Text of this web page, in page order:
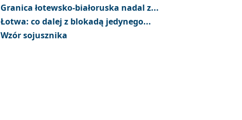
Granica łotewsko-białoruska nadal z...
Łotwa: co dalej z blokadą jedynego...
Wzór sojusznika